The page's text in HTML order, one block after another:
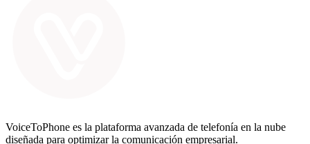
VoiceToPhone es la plataforma avanzada de telefonía en la nube
diseñada para optimizar la comunicación empresarial.